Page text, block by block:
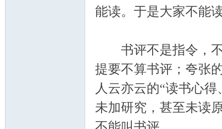
能读。于是大家不能
书评不是指令，不
提要不算书评；夸张
人云亦云的“读书心
未加研究，甚至未读